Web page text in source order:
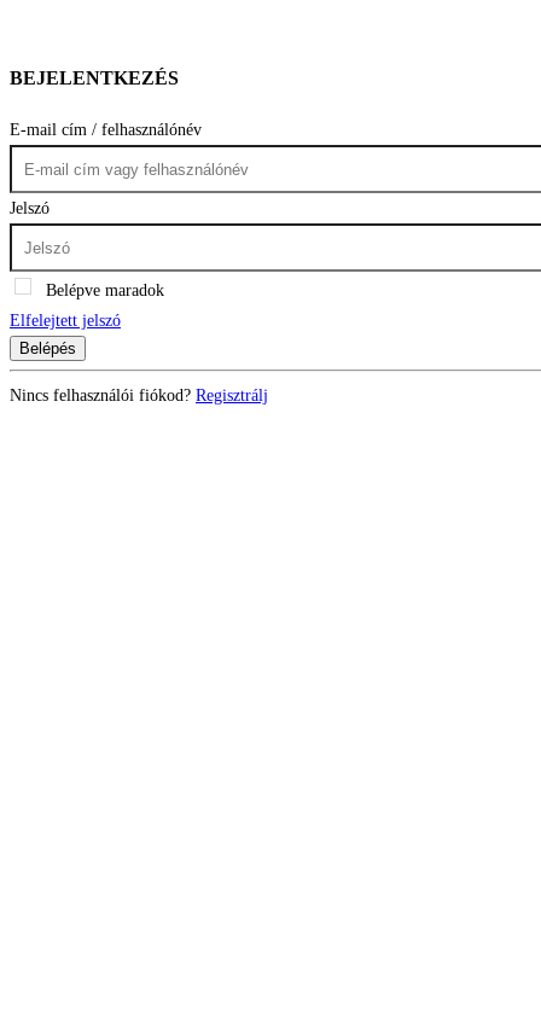
BEJELENTKEZÉS
E-mail cím / felhasználónév
Jelszó
Belépve maradok
Elfelejtett jelszó
Belépés
Nincs felhasználói fiókod? Regisztrálj